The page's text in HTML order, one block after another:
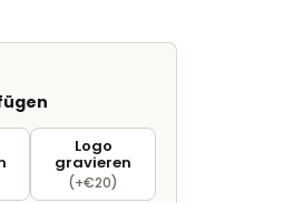
Logo
gravieren
(+€20)